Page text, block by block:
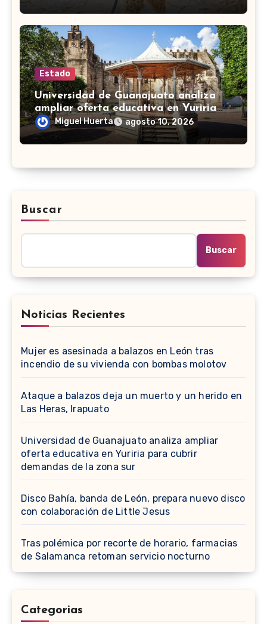
Estado
Universidad de Guanajuato analiza
ampliar oferta educativa en Yuriria
para cubrir demandas de la zona sur
Miguel Huerta agosto 10, 2026
Buscar
Buscar
Noticias Recientes
Mujer es asesinada a balazos en León tras
incendio de su vivienda con bombas molotov
Ataque a balazos deja un muerto y un herido en
Las Heras, Irapuato
Universidad de Guanajuato analiza ampliar
oferta educativa en Yuriria para cubrir
demandas de la zona sur
Disco Bahía, banda de León, prepara nuevo disco
con colaboración de Little Jesus
Tras polémica por recorte de horario, farmacias
de Salamanca retoman servicio nocturno
Categorias